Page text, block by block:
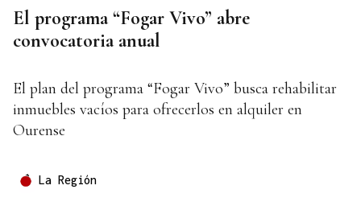
El programa “Fogar Vivo” abre
convocatoria anual
El plan del programa “Fogar Vivo” busca rehabilitar
inmuebles vacíos para ofrecerlos en alquiler en
Ourense
La Región